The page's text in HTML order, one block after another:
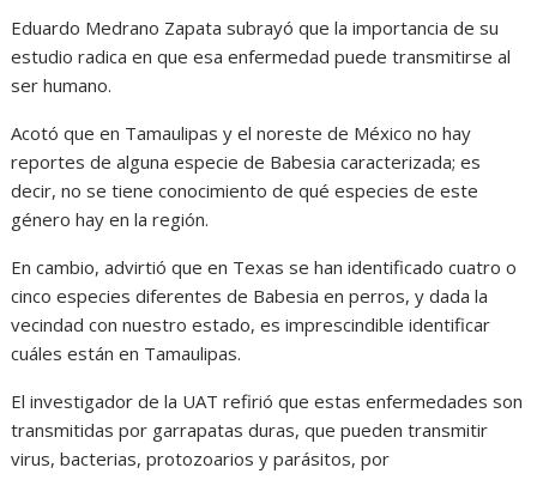
Eduardo Medrano Zapata subrayó que la importancia de su
estudio radica en que esa enfermedad puede transmitirse al
ser humano.
Acotó que en Tamaulipas y el noreste de México no hay
reportes de alguna especie de Babesia caracterizada; es
decir, no se tiene conocimiento de qué especies de este
género hay en la región.
En cambio, advirtió que en Texas se han identificado cuatro o
cinco especies diferentes de Babesia en perros, y dada la
vecindad con nuestro estado, es imprescindible identificar
cuáles están en Tamaulipas.
El investigador de la UAT refirió que estas enfermedades son
transmitidas por garrapatas duras, que pueden transmitir
virus, bacterias, protozoarios y parásitos, por